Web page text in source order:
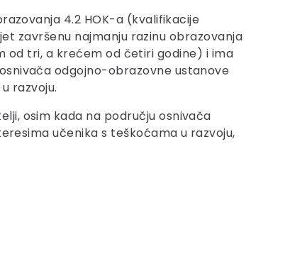
4.2 HOK-a (kvalifikacije
završenu najmanju razinu obrazovanja
od tri, a krećem od četiri godine) i ima
odgojno-obrazovne ustanove
razvoju.
osim kada na području osnivača
učenika s teškoćama u razvoju,